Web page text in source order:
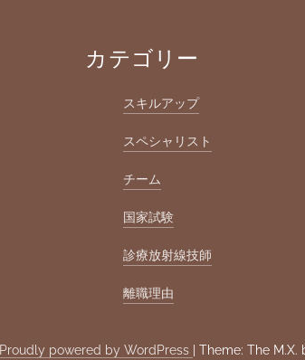
カテゴリー
スキルアップ
スペシャリスト
チーム
国家試験
診療放射線技師
離職理由
Proudly powered by WordPress |Theme: The